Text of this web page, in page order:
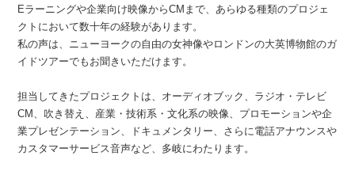
Eラーニングや企業向け映像からCMまで、あらゆる種類のプロジェ
クトにおいて数十年の経験があります。
私の声は、ニューヨークの自由の女神像やロンドンの大英博物館のガ
イドツアーでもお聞きいただけます。
担当してきたプロジェクトは、オーディオブック、ラジオ・テレビ
CM、吹き替え、産業・技術系・文化系の映像、プロモーションや企
業プレゼンテーション、ドキュメンタリー、さらに電話アナウンスや
カスタマーサービス音声など、多岐にわたります。